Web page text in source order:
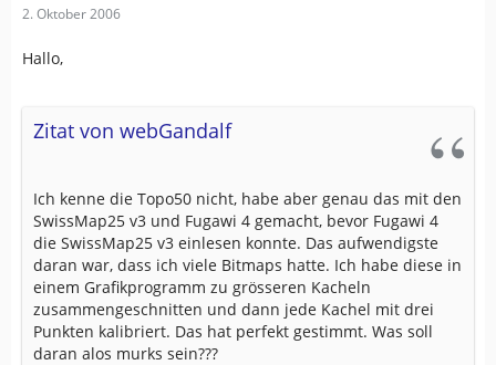
2. Oktober 2006
Hallo,
Zitat von webGandalf
Ich kenne die Topo50 nicht, habe aber genau das mit den
SwissMap25 v3 und Fugawi 4 gemacht, bevor Fugawi 4
die SwissMap25 v3 einlesen konnte. Das aufwendigste
daran war, dass ich viele Bitmaps hatte. Ich habe diese in
einem Grafikprogramm zu grösseren Kacheln
zusammengeschnitten und dann jede Kachel mit drei
Punkten kalibriert. Das hat perfekt gestimmt. Was soll
daran alos murks sein???